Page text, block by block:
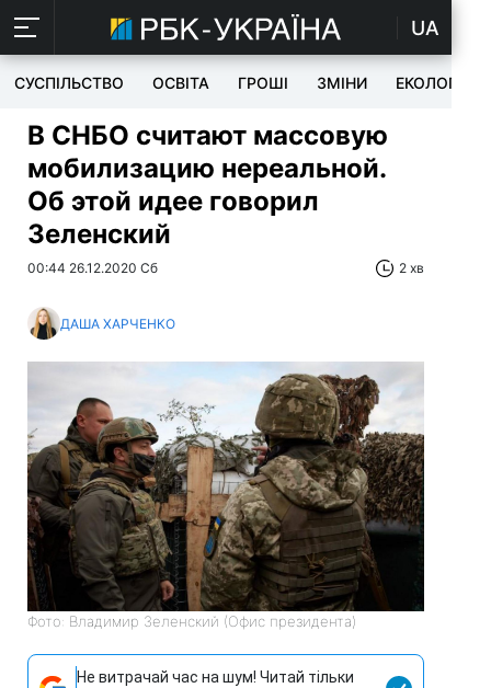
UA
СУСПІЛЬСТВО ОСВІТА ГРОШІ ЗМІНИ ЕКОЛОГІЯ
В СНБО считают массовую
мобилизацию нереальной.
Об этой идее говорил
Зеленский
00:44 26.12.2020 Сб 2 хв
ДАША ХАРЧЕНКО
Фото: Владимир Зеленский (Офис президента)
Не витрачай час на шум! Читай тільки